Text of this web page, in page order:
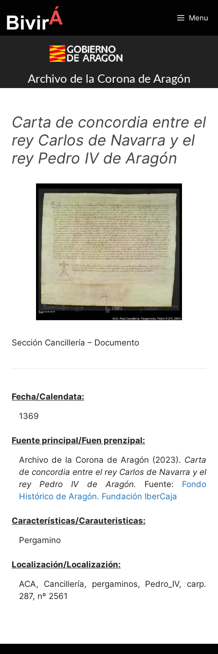
to
content
Menu
Archivo de la Corona de Aragón
Carta de concordia entre el
rey Carlos de Navarra y el
rey Pedro IV de Aragón
Sección Cancillería – Documento
Fecha/Calendata:
1369
Fuente principal/Fuen prenzipal:
Archivo de la Corona de Aragón (2023). Carta
de concordia entre el rey Carlos de Navarra y el
rey Pedro IV de Aragón. Fuente: Fondo
Histórico de Aragón. Fundación IberCaja
Características/Carauteristicas:
Pergamino
Localización/Localizazión:
ACA, Cancillería, pergaminos, Pedro_IV, carp.
287, nº 2561